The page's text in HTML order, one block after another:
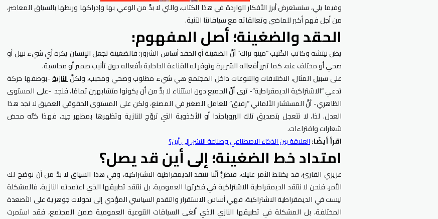
وفيما يلي، سنستعرض أبرز الأفكار الواردة في هذا الكتاب، والتي لا بدَّ من الوعي بها وإدراكها وربطها بالسياق المعاصر،
من أجل فهم أكبر للماضي وتعالقاته مع سياقاتنا الآنية.
الحقد والضغينة؛ أصل المفهوم:
يظن نيتشه وكاتب الكُتيب “مينو تراك” أنَّ الضغينة أو الحقد أساس الشرور؛ فالضغينة تجعل الإنسان يكره أي شيء نبيل أو
صحي أو مختلف عنه، كما تبرر أفعاله الشريرة وتوفر له القناعة الداخلية بأفعاله دون تأنيب ضمير أو محاسبة.
على سبيل المثال، الاختلافات والتنوعات داخل المجتمع هي شيء مطلوب وصحي ومحبب، ولكنَّ النازية-بوصفها حركة
تدعي “الاشتراكية الديمقراطية”- ترى أنَّ الجميع دون استثناء لا بدَّ من أن يكونوا متشابهين تمامًا، فنجد -على المستوى
الظاهري- أنَّ المستشار الألماني “رفيق” للعامل الصغير في المصنع، ولكن على المستوى الحقوقي العميق لا نجد هذا
العدل. لذا، لا تتعجل بتصديق تلك البروباجندا أو الأكذوبة التي تروِّج للنازية وتظهرها بمظهر جيد، فهذا كلُّه محض
شعارات وافتراءات.
اقرأ أيضًا: العلاقة بين الذكاء الاصطناعي وصناعة النشر، إلى أين؟
امتداد خط الضغينة؛ إلى أين قد يصل؟
عزيزي القارئ، قد يختلط الأمر عليك، فتظنُّ أنَّنا ننتقد الديمقراطية الاشتراكية، وفي هذا السياق لا بدَّ من أن نوضح لك
الأمر، فنحن لا ننتقد الديمقراطية الاشتراكية في فكرتها العمومية، بل ننتقد تطبيقها الذي اعتمدته النازية، فالمشكلة
ليست في الديمقراطية الاشتراكية، فهي أساس الاستقرار والتقدم السياسي المؤدي إلى تحولات جوهرية على الأصعدة
المختلفة، بل المشكلة في تطبيقها النازي الذي ألغى السياقات التنوعية العمومية ضمن المجتمع، فقد استمرت